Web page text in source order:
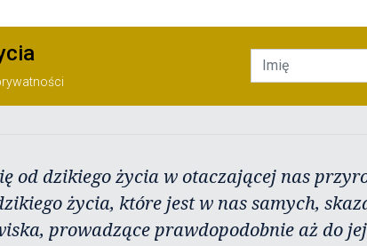
od dzikiego życia w otaczającej nas
życia, które jest w nas samych,
prowadzące prawdopodobnie aż do